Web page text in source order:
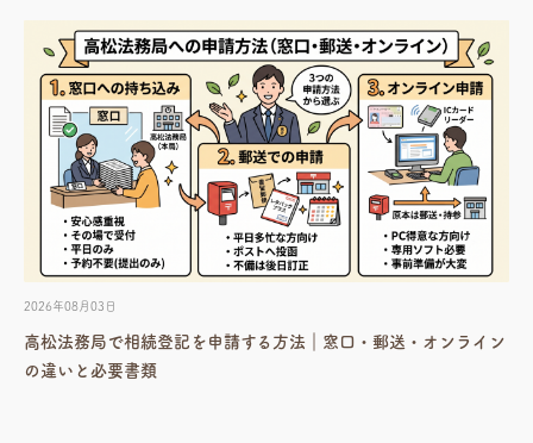
2026年08月03日
高松法務局で相続登記を申請する方法｜窓口・郵送・オンライン
の違いと必要書類